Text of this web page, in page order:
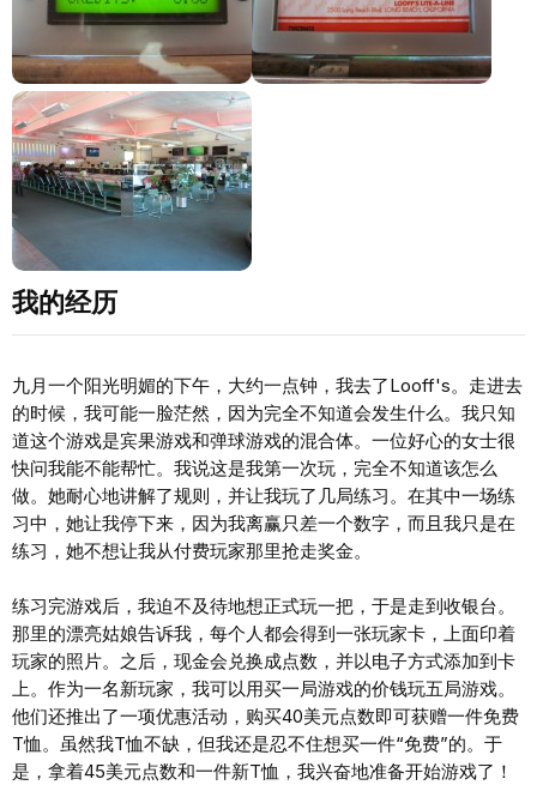
我的经历
九月一个阳光明媚的下午，大约一点钟，我去了Looff's。走进去
的时候，我可能一脸茫然，因为完全不知道会发生什么。我只知
道这个游戏是宾果游戏和弹球游戏的混合体。一位好心的女士很
快问我能不能帮忙。我说这是我第一次玩，完全不知道该怎么
做。她耐心地讲解了规则，并让我玩了几局练习。在其中一场练
习中，她让我停下来，因为我离赢只差一个数字，而且我只是在
练习，她不想让我从付费玩家那里抢走奖金。
练习完游戏后，我迫不及待地想正式玩一把，于是走到收银台。
那里的漂亮姑娘告诉我，每个人都会得到一张玩家卡，上面印着
玩家的照片。之后，现金会兑换成点数，并以电子方式添加到卡
上。作为一名新玩家，我可以用买一局游戏的价钱玩五局游戏。
他们还推出了一项优惠活动，购买40美元点数即可获赠一件免费
T恤。虽然我T恤不缺，但我还是忍不住想买一件“免费”的。于
是，拿着45美元点数和一件新T恤，我兴奋地准备开始游戏了！